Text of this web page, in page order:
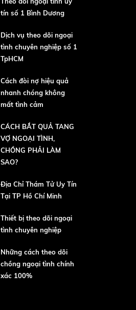
tín số 1 Bình Dương
Dịch vụ theo dõi ngoại
tình chuyên nghiệp số 1
TpHCM
Cách đòi nợ hiệu quả
nhanh chóng không
mất tình cảm
CÁCH BẮT QUẢ TANG
VỢ NGOẠI TÌNH,
CHỒNG PHẢI LÀM
SAO?
Địa Chỉ Thám Tử Uy Tín
Tại TP Hồ Chí Minh
Thiết bị theo dõi ngoại
tình chuyên nghiệp
Những cách theo dõi
chồng ngoại tình chính
xác 100%